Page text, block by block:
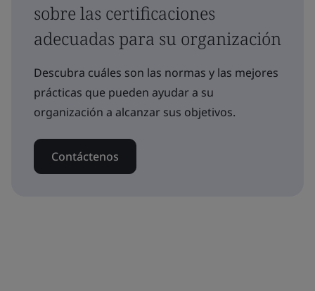
sobre las certificaciones
adecuadas para su organización
Descubra cuáles son las normas y las mejores
prácticas que pueden ayudar a su
organización a alcanzar sus objetivos.
Contáctenos